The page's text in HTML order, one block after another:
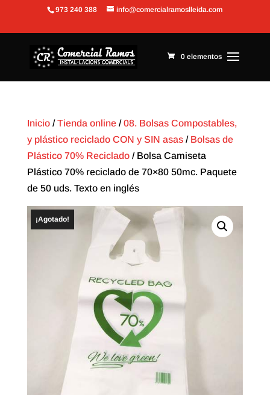
Abrir barra de herramientas
973 240 388 info@comercialramoslleida.com
0 elementos
Inicio/Tienda online/08. Bolsas Compostables,
y plástico reciclado CON y SIN asas/ Bolsas de
Plástico 70% Reciclado/ Bolsa Camiseta
Plástico 70% reciclado de 70×80 50mc. Paquete
de 50 uds. Texto en inglés
¡Agotado!